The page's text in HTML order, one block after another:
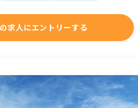
求人にエントリーする